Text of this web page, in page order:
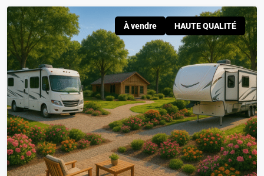
À vendre HAUTE QUALITÉ